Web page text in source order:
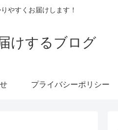
やすくお届けします！
けするブログ
プライバシーポリシー